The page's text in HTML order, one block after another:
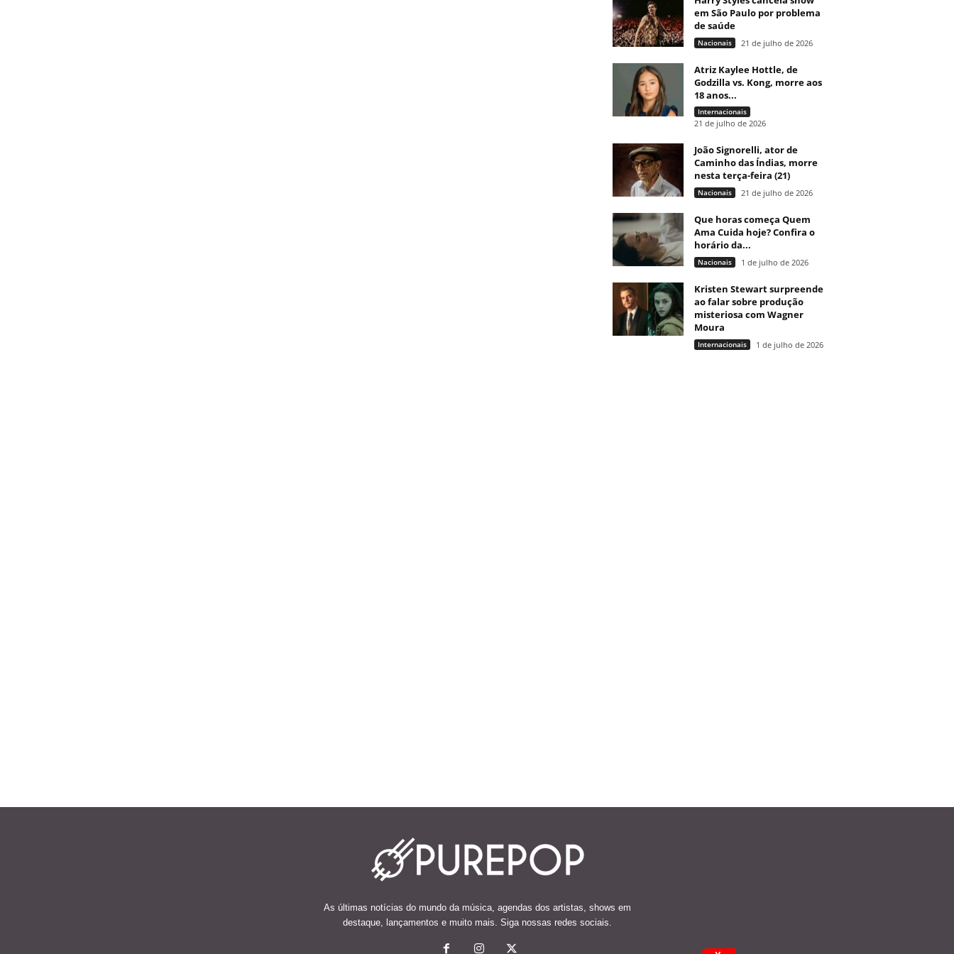
em São Paulo por problema
de saúde
Nacionais 21 de julho de 2026
Atriz Kaylee Hottle, de
Godzilla vs. Kong, morre aos
18 anos...
Internacionais
21 de julho de 2026
João Signorelli, ator de
Caminho das Índias, morre
nesta terça-feira (21)
Nacionais 21 de julho de 2026
Que horas começa Quem
Ama Cuida hoje? Confira o
horário da...
Nacionais 1 de julho de 2026
Kristen Stewart surpreende
ao falar sobre produção
misteriosa com Wagner
Moura
Internacionais 1 de julho de 2026
As últimas notícias do mundo da música, agendas dos artistas, shows em
destaque, lançamentos e muito mais. Siga nossas redes sociais.